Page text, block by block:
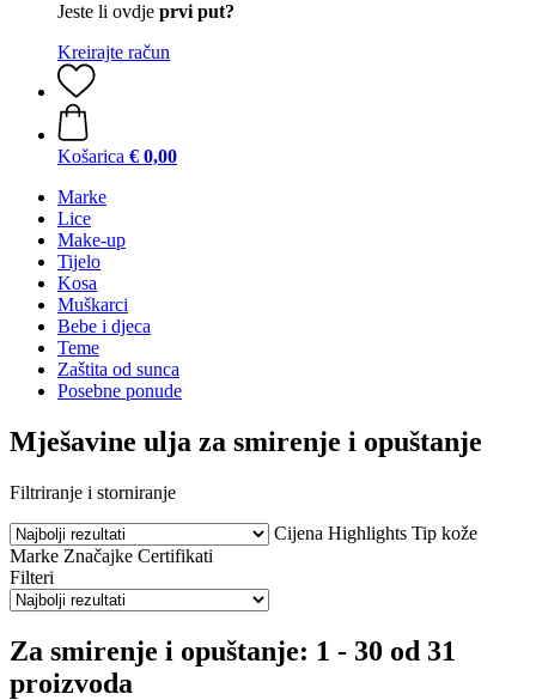
Jeste li ovdje prvi put?
Kreirajte račun
Košarica € 0,00
Marke
Lice
Make-up
Tijelo
Kosa
Muškarci
Bebe i djeca
Teme
Zaštita od sunca
Posebne ponude
Mješavine ulja za smirenje i opuštanje
Filtriranje i storniranje
Cijena Highlights Tip kože
Marke Značajke Certifikati
Filteri
Za smirenje i opuštanje: 1 - 30 od 31
proizvoda